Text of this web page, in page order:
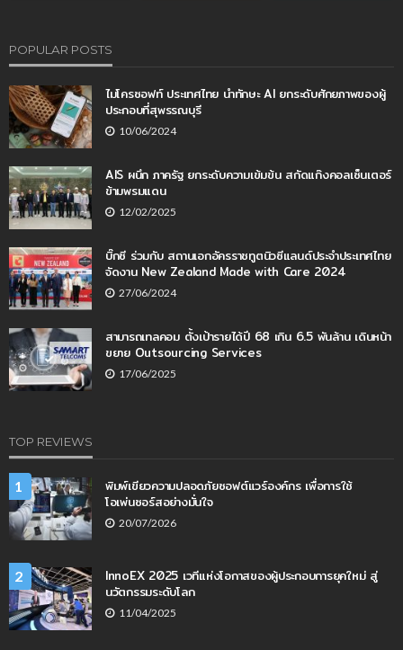
POPULAR POSTS
ไมโครซอฟท์ ประเทศไทย นำทักษะ AI ยกระดับศักยภาพของผู้
ประกอบที่สุพรรณบุรี
10/06/2024
AIS ผนึก ภาครัฐ ยกระดับความเข้มข้น สกัดแก๊งคอลเซ็นเตอร์
ข้ามพรมแดน
12/02/2025
บิ๊กซี ร่วมกับ สถานเอกอัครราชทูตนิวซีแลนด์ประจำประเทศไทย
จัดงาน New Zealand Made with Care 2024
27/06/2024
สามารถเทลคอม ตั้งเป้ารายได้ปี 68 เกิน 6.5 พันล้าน เดินหน้า
ขยาย Outsourcing Services
17/06/2025
TOP REVIEWS
1
พิมพ์เขียวความปลอดภัยซอฟต์แวร์องค์กร เพื่อการใช้
โอเพ่นซอร์สอย่างมั่นใจ
20/07/2026
2
InnoEX 2025 เวทีแห่งโอกาสของผู้ประกอบการยุคใหม่ สู่
นวัตกรรมระดับโลก
11/04/2025